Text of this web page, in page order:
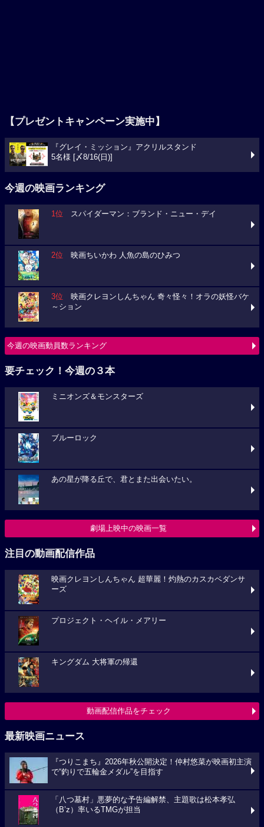
【プレゼントキャンペーン実施中】
『グレイ・ミッション』アクリルスタンド
5名様 [〆8/16(日)]
今週の映画ランキング
1位 スパイダーマン：ブランド・ニュー・デイ
2位 映画ちいかわ 人魚の島のひみつ
3位 映画クレヨンしんちゃん 奇々怪々！オラの妖怪バケ
～ション
今週の映画動員数ランキング
要チェック！今週の３本
ミニオンズ＆モンスターズ
ブルーロック
あの星が降る丘で、君とまた出会いたい。
劇場上映中の映画一覧
注目の動画配信作品
映画クレヨンしんちゃん 超華麗！灼熱のカスカベダンサ
ーズ
プロジェクト・ヘイル・メアリー
キングダム 大将軍の帰還
動画配信作品をチェック
最新映画ニュース
『つりこまち』2026年秋公開決定！仲村悠菜が映画初主演
で“釣りで五輪金メダル”を目指す
「八つ墓村」悪夢的な予告編解禁、主題歌は松本孝弘
（B’z）率いるTMGが担当